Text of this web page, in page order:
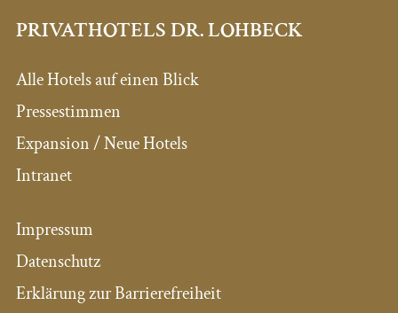
PRIVATHOTELS DR. LOHBECK
Alle Hotels auf einen Blick
Pressestimmen
Expansion / Neue Hotels
Intranet
Impressum
Datenschutz
Erklärung zur Barrierefreiheit